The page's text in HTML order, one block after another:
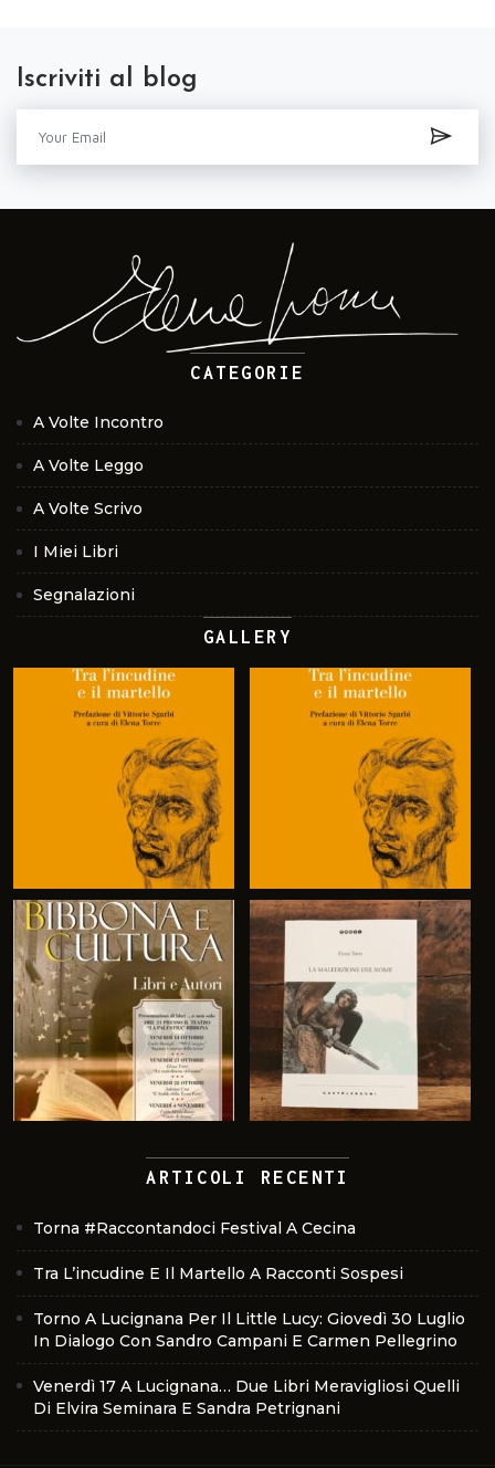
Iscriviti al blog
CATEGORIE
A Volte Incontro
A Volte Leggo
A Volte Scrivo
I Miei Libri
Segnalazioni
GALLERY
ARTICOLI RECENTI
Torna #Raccontandoci Festival A Cecina
Tra L’incudine E Il Martello A Racconti Sospesi
Torno A Lucignana Per Il Little Lucy: Giovedì 30 Luglio
In Dialogo Con Sandro Campani E Carmen Pellegrino
Venerdì 17 A Lucignana… Due Libri Meravigliosi Quelli
Di Elvira Seminara E Sandra Petrignani